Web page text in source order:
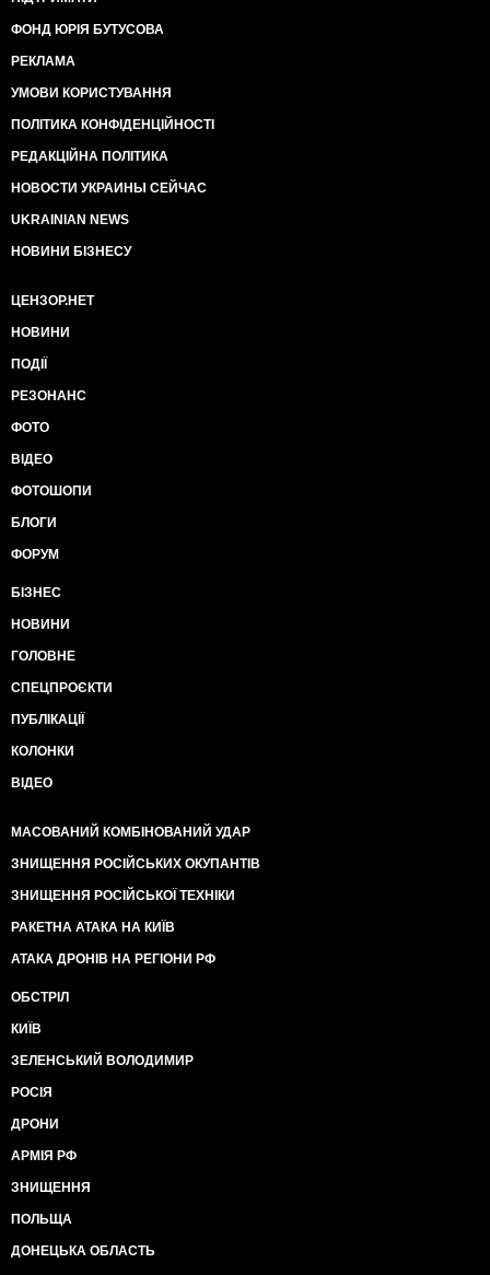
ФОНД ЮРІЯ БУТУСОВА
РЕКЛАМА
УМОВИ КОРИСТУВАННЯ
ПОЛІТИКА КОНФІДЕНЦІЙНОСТІ
РЕДАКЦІЙНА ПОЛІТИКА
НОВОСТИ УКРАИНЫ СЕЙЧАС
UKRAINIAN NEWS
НОВИНИ БІЗНЕСУ
ЦЕНЗОР.НЕТ
НОВИНИ
ПОДІЇ
РЕЗОНАНС
ФОТО
ВІДЕО
ФОТОШОПИ
БЛОГИ
ФОРУМ
БІЗНЕС
НОВИНИ
ГОЛОВНЕ
СПЕЦПРОЄКТИ
ПУБЛІКАЦІЇ
КОЛОНКИ
ВІДЕО
МАСОВАНИЙ КОМБІНОВАНИЙ УДАР
ЗНИЩЕННЯ РОСІЙСЬКИХ ОКУПАНТІВ
ЗНИЩЕННЯ РОСІЙСЬКОЇ ТЕХНІКИ
РАКЕТНА АТАКА НА КИЇВ
АТАКА ДРОНІВ НА РЕГІОНИ РФ
ОБСТРІЛ
КИЇВ
ЗЕЛЕНСЬКИЙ ВОЛОДИМИР
РОСІЯ
ДРОНИ
АРМІЯ РФ
ЗНИЩЕННЯ
ПОЛЬЩА
ДОНЕЦЬКА ОБЛАСТЬ